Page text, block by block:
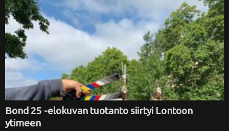
Bond 25 -elokuvan tuotanto siirtyi Lontoon
ytimeen